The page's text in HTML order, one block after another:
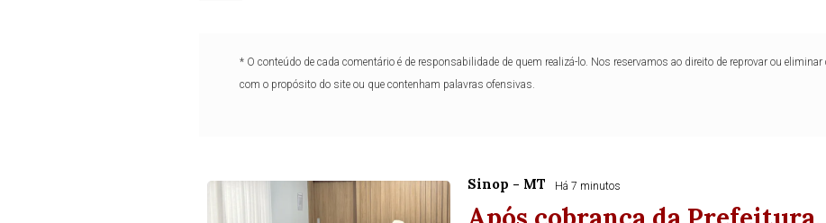
* O conteúdo de cada comentário é de responsabilidade de quem realizá-lo. Nos reservamos ao direito de reprovar ou
com o propósito do site ou que contenham palavras ofensivas.
Sinop - MT Há 7 minutos